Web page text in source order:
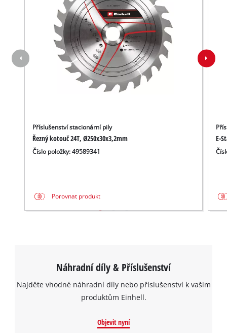
Příslušenství stacionární pily
Řezný kotouč 24T, Ø250x30x3,2mm
Číslo položky: 49589341
Porovnat produkt
E-
Náhradní díly & Příslušenství
Najděte vhodné náhradní díly nebo příslušenství k vašim
produktům Einhell.
Objevit nyní